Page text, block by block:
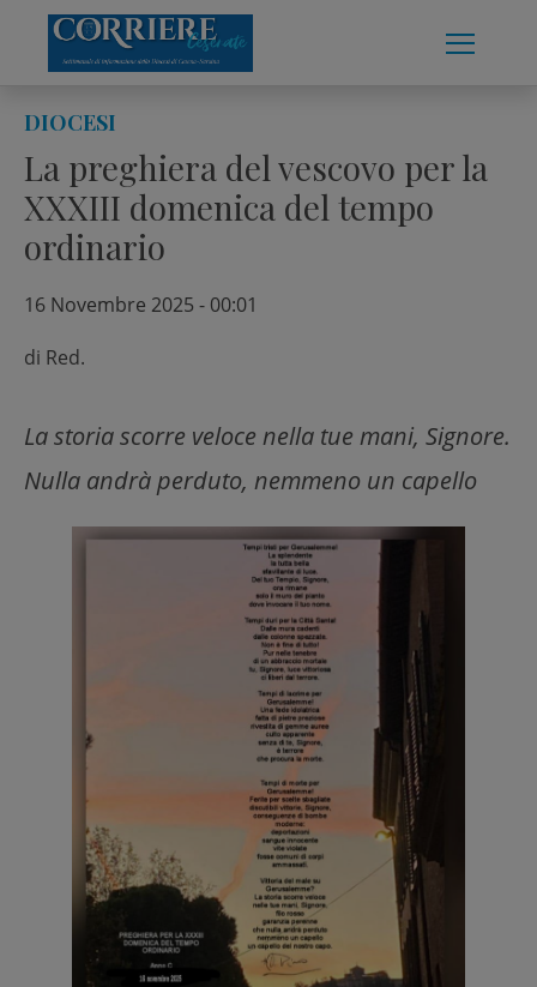
content
DIOCESI
La preghiera del vescovo per la
XXXIII domenica del tempo
ordinario
16 Novembre 2025 - 00:01
di Red.
La storia scorre veloce nella tue mani, Signore.
Nulla andrà perduto, nemmeno un capello